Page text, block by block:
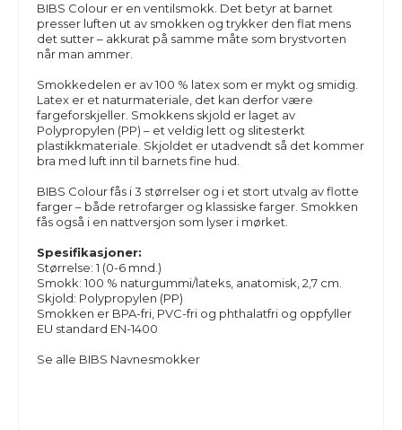
BIBS Colour er en ventilsmokk. Det betyr at barnet
presser luften ut av smokken og trykker den flat mens
det sutter – akkurat på samme måte som brystvorten
når man ammer.
Smokkedelen er av 100 % latex som er mykt og smidig.
Latex er et naturmateriale, det kan derfor være
fargeforskjeller. Smokkens skjold er laget av
Polypropylen (PP) – et veldig lett og slitesterkt
plastikkmateriale. Skjoldet er utadvendt så det kommer
bra med luft inn til barnets fine hud.
BIBS Colourfås i 3 størrelser og i et stort utvalg av flotte
farger – både retrofarger og klassiske farger. Smokken
fås også i en nattversjon som lyser i mørket.
Spesifikasjoner:
Størrelse: 1 (0-6 mnd.)
Smokk: 100 % naturgummi/lateks, anatomisk , 2,7 cm.
Skjold: Polypropylen (PP)
Smokken er BPA-fri, PVC-fri og phthalatfri og oppfyller
EU standard EN-1400
Se alle BIBS Navnesmokker